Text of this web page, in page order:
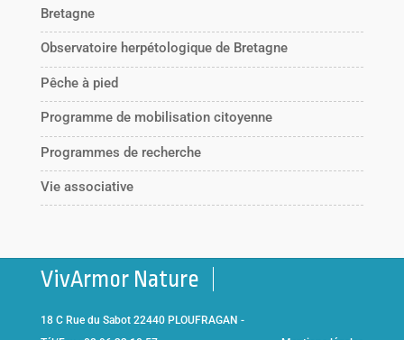
Bretagne
Observatoire herpétologique de Bretagne
Pêche à pied
Programme de mobilisation citoyenne
Programmes de recherche
Vie associative
VivArmor Nature
18 C Rue du Sabot 22440 PLOUFRAGAN -